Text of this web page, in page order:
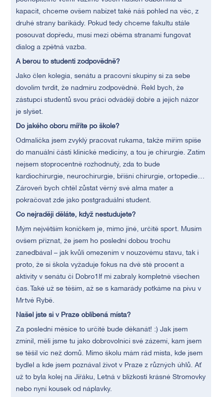
kapacit, chceme ovšem nabízet také náš pohled na věc, z
druhé strany barikády. Pokud tedy chceme fakultu stále
posouvat dopředu, musí mezi oběma stranami fungovat
dialog a zpětná vazba.
A berou to studenti zodpovědně?
Jako člen kolegia, senátu a pracovní skupiny si za sebe
dovolím tvrdit, že nadmíru zodpovědně. Řekl bych, že
zástupci studentů svou práci odvádějí dobře a jejich názor
je slyšet.
Do jakého oboru míříte po škole?
Odmalička jsem zvyklý pracovat rukama, takže mířím spíše
do manuální části klinické medicíny, a tou je chirurgie. Zatím
nejsem stoprocentně rozhodnutý, zda to bude
kardiochirurgie, neurochirurgie, břišní chirurgie, ortopedie…
Zároveň bych chtěl zůstat věrný své alma mater a
pokračovat zde jako postgraduální student.
Co nejraději děláte, když nestudujete?
Mým největším koníčkem je, mimo jiné, určitě sport. Musím
ovšem přiznat, že jsem ho poslední dobou trochu
zanedbával – jak kvůli omezením v nouzovému stavu, tak i
proto, že si škola vyžaduje fokus na dvě stě procent a
aktivity v senátu či Dobro1lf mi zabraly kompletně všechen
čas. Také už se těším, až se s kamarády potkáme na pivu v
Mrtvé Rybě.
Našel jste si v Praze oblíbená místa?
Za poslední měsíce to určitě bude děkanát! :) Jak jsem
zmínil, měli jsme tu jako dobrovolníci své zázemí, kam jsem
se těšil víc než domů. Mimo školu mám rád místa, kde jsem
bydlel a kde jsem poznával život v Praze z různých úhlů. Ať
už to byla kolej na Jiřáku, Letná v blízkosti krásné Stromovky
nebo nyní kousek od náplavky.